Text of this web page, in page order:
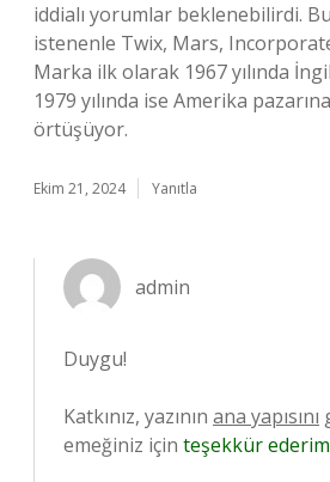
iddialı yorumlar beklenebilirdi.
istenenle Twix, Mars,
Marka ilk olarak 1967 yılında
1979 yılında ise Amerika
örtüşüyor.
Ekim 21, 2024 Yanıtla
admin
Duygu!
Katkınız, yazının ana yapısını
emeğiniz için teşekkür ederim